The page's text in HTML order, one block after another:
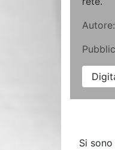
Autore:
Si